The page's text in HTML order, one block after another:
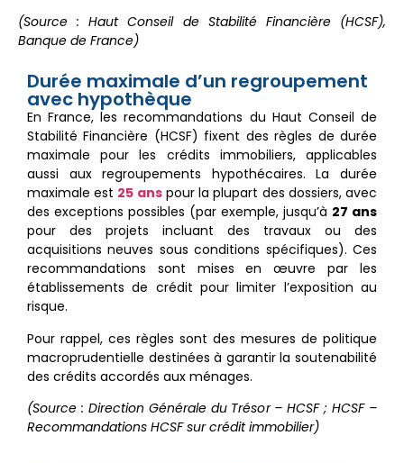
(Source : Haut Conseil de Stabilité Financière (HCSF),
Banque de France)
Durée maximale d’un regroupement
avec hypothèque
En France, les recommandations du Haut Conseil de
Stabilité Financière (HCSF) fixent des règles de durée
maximale pour les crédits immobiliers, applicables
aussi aux regroupements hypothécaires. La durée
maximale est 25 anspour la plupart des dossiers, avec
des exceptions possibles (par exemple, jusqu’à 27 ans
pour des projets incluant des travaux ou des
acquisitions neuves sous conditions spécifiques). Ces
recommandations sont mises en œuvre par les
établissements de crédit pour limiter l’exposition au
risque.
Pour rappel, ces règles sont des mesures de politique
macroprudentielle destinées à garantir la soutenabilité
des crédits accordés aux ménages.
(Source : Direction Générale du Trésor – HCSF ; HCSF –
Recommandations HCSF sur crédit immobilier)